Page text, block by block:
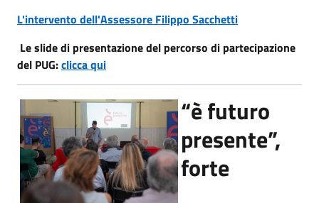
L'intervento dell'Assessore Filippo Sacchetti
Le slide di presentazione del percorso di partecipazione
del PUG:clicca qui
“è futuro
presente”,
forte